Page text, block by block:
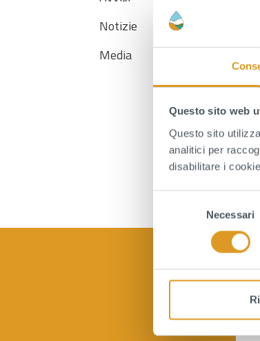
Questo sito web
Questo sito
analitici per
disabilitare i
l
e
Necessari
Notizie
Media